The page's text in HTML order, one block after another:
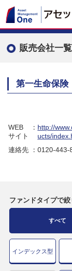
販売会社一覧
第一生命保険
WEB
サイト
： http://
ucts/
連絡先
：0120-443-
ファンドタイプで
すべて
インデックス型